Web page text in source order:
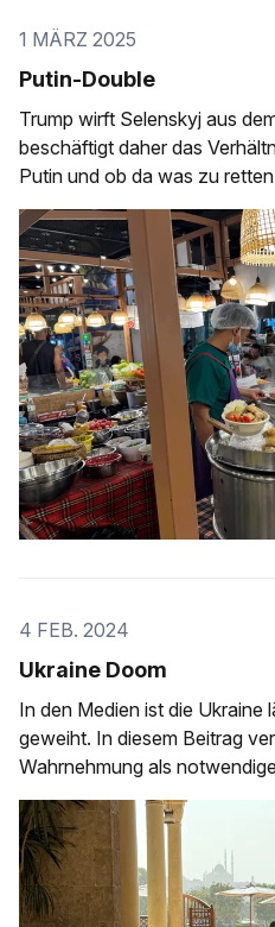
1 MÄRZ 2025
Putin-Double
Trump wirft Selenskyj aus
beschäftigt daher das
Putin und ob da was zu
4 FEB. 2024
Ukraine Doom
In den Medien ist die Ukraine
geweiht. In diesem Beitrag
Wahrnehmung als
darzustellen.